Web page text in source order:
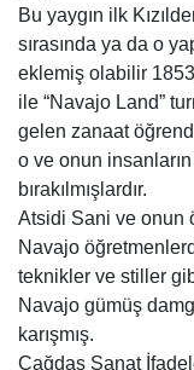
Bu yaygın ilk
sırasında ya da o
eklemiş olabilir 1853
ile “Navajo Land”
gelen zanaat
o ve onun
bırakılmışlardır.
Atsidi Sani ve onun
Navajo
teknikler ve stiller
Navajo gümüş
karışmış.
Çağdaş Sanat